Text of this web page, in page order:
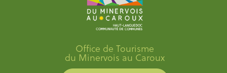
Office de Tourisme
du Minervois au Caroux